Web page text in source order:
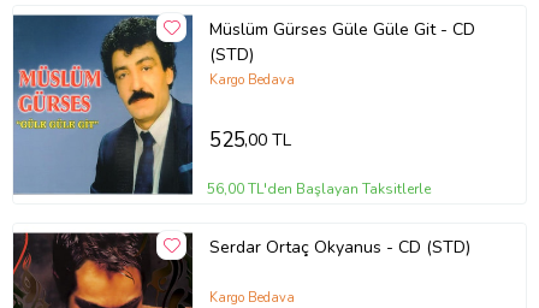
Müslüm Gürses Güle Güle Git - CD
(STD)
Kargo Bedava
525,00 TL
56,00 TL'den Başlayan Taksitlerle
Serdar Ortaç Okyanus - CD (STD)
Kargo Bedava